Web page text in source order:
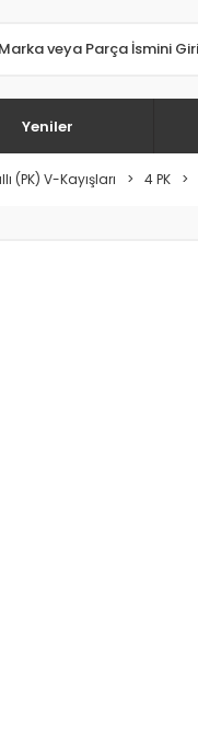
Yeniler
(PK) V-Kayışları 4 PK